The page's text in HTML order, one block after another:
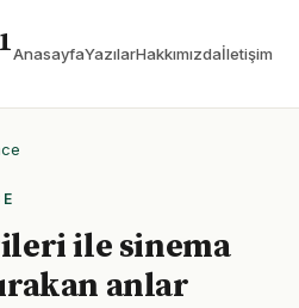
AnasayfaYazılarHakkımızdaİletişim
ile sinema
anlar